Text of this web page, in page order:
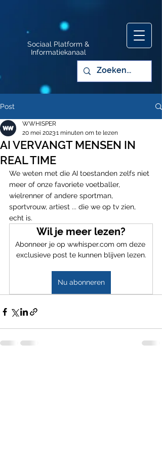
Sociaal Platform &
Informatiekanaal
Post
AI VERVANGT MENSEN IN
REAL TIME
WWHISPER
20 mei 20231 minuten om te lezen
We weten met die AI toestanden zelfs niet
meer of onze favoriete voetballer,
wielrenner of andere sportman,
sportvrouw, artiest ... die we op tv zien,
echt is.
Wil je meer lezen?
Abonneer je op wwhisper.com om deze
exclusieve post te kunnen blijven lezen.
Nu abonneren